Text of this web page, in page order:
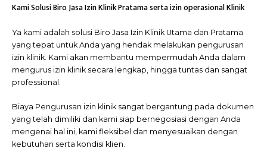
Kami Solusi Biro Jasa Izin Klinik Pratama serta izin operasional Klinik
Ya kami adalah solusi Biro Jasa Izin Klinik Utama dan Pratama
yang tepat untuk Anda yang hendak melakukan pengurusan
izin klinik. Kami akan membantu mempermudah Anda dalam
mengurus izin klinik secara lengkap, hingga tuntas dan sangat
professional.
Biaya Pengurusan izin klinik sangat bergantung pada dokumen
yang telah dimiliki dan kami siap bernegosiasi dengan Anda
mengenai hal ini, kami fleksibel dan menyesuaikan dengan
kebutuhan serta kondisi klien.